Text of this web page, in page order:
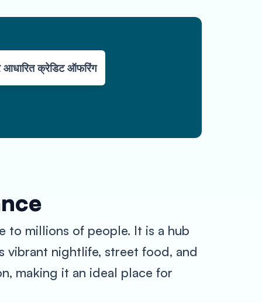
आधारित क्रेडिट ऑफरिंग
to millions of people. It is a hub
vibrant nightlife, street food, and
making it an ideal place for